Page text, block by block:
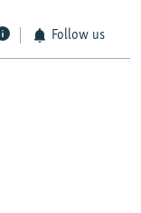
Follow us